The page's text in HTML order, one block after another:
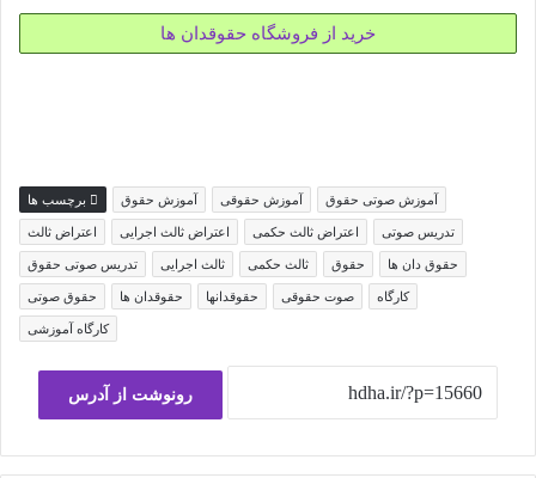
خرید از فروشگاه حقوقدان ها
برچسب ها آموزش حقوق آموزش حقوقی آموزش صوتی حقوق
اعتراض ثالث اعتراض ثالث اجرایی اعتراض ثالث حکمی تدریس صوتی
تدریس صوتی حقوق ثالث اجرایی ثالث حکمی حقوق حقوق دان ها
حقوق صوتی حقوقدان ها حقوقدانها صوت حقوقی کارگاه
کارگاه آموزشی
رونوشت از آدرس